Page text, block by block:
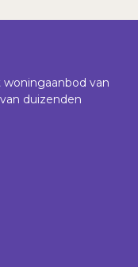
van
duizenden